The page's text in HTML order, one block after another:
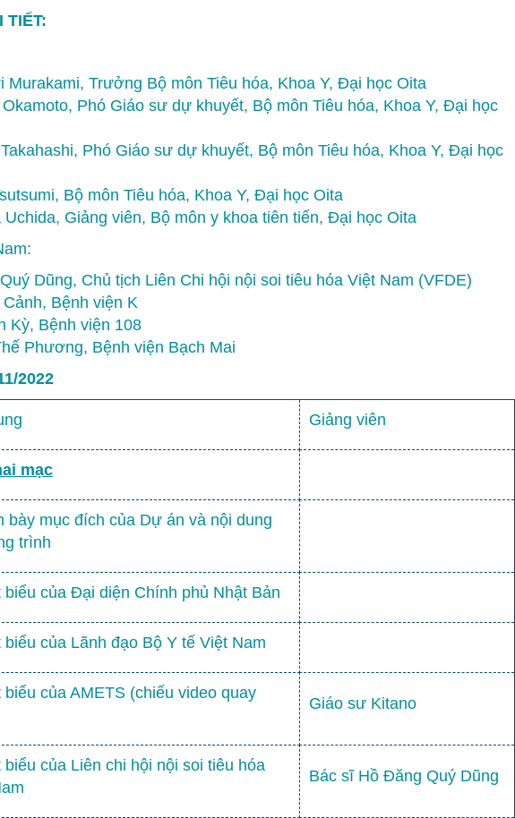
TIẾT:
Murakami, Trưởng Bộ môn Tiêu hóa, Khoa Y, Đại học Oita
Phó Giáo sư dự khuyết, Bộ môn Tiêu hóa, Khoa Y, Đại học
Phó Giáo sư dự khuyết, Bộ môn Tiêu hóa, Khoa Y, Đại học
Bộ môn Tiêu hóa, Khoa Y, Đại học Oita
Uchida, Giảng viên, Bộ môn y khoa tiên tiến, Đại học Oita
Dũng, Chủ tịch Liên Chi hội nội soi tiêu hóa Việt Nam (VFDE)
Bệnh viện K
Kỳ, Bệnh viện 108
Phương, Bệnh viện Bạch Mai
2022
Giảng viên
mạc
bày mục đích của Dự án và nội dung
trình
biểu của Đại diện Chính phủ Nhật Bản
biểu của Lãnh đạo Bộ Y tế Việt Nam
biểu của AMETS (chiếu video quay
Giáo sư Kitano
biểu của Liên chi hội nội soi tiêu hóa
Bác sĩ Hồ Đăng Quý Dũng